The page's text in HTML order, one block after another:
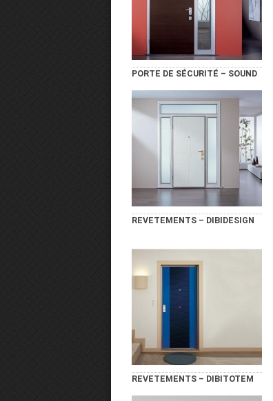
PORTE DE SÉCURITÉ – SOUND
REVETEMENTS – DIBIDESIGN
REVETEMENTS – DIBITOTEM